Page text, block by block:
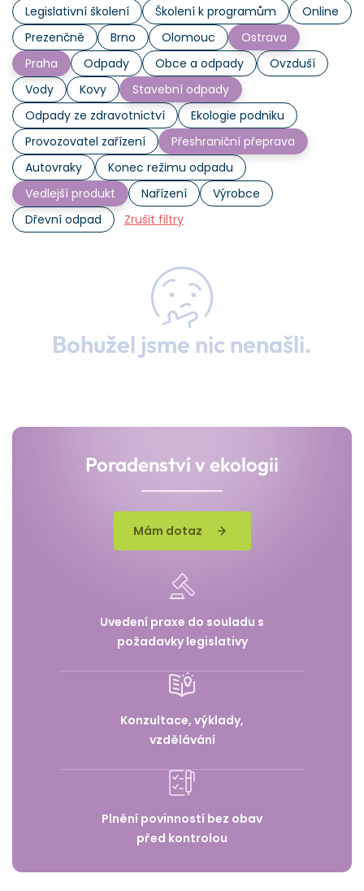
Legislativní školení Školení k programům
Online
Prezenčně
Brno Olomouc
Ostrava
Praha
Odpady Obce a odpady
Ovzduší
Vody
Kovy
Stavební odpady
Odpady ze zdravotnictví
Ekologie podniku
Provozovatel zařízení
Přeshraniční přeprava
Autovraky
Konec režimu odpadu
Vedlejší produkt
Nařízení
Výrobce
Dřevní odpad
Zrušit filtry
Bohužel jsme nic nenašli.
Poradenství v ekologii
Mám dotaz
Uvedení praxe do souladu s
požadavky legislativy
Konzultace, výklady,
vzdělávání
Plnění povinností bez obav
před kontrolou